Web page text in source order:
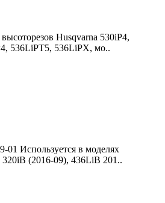
Husqvarna 530iP4,
536LiPT5, 536LiPX, мо..
01 Используется в моделях
320iB (2016-09), 436LiB 201..